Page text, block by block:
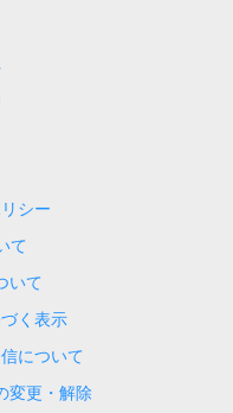
シー
て
いて
く表示
について
変更・解除